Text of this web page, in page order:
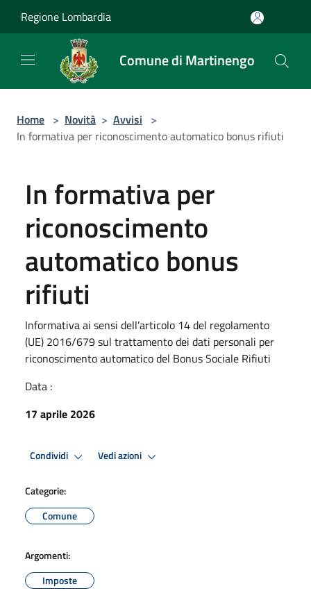
Regione Lombardia
Comune di Martinengo
Home > Novità > Avvisi >
In formativa per riconoscimento automatico bonus rifiuti
In formativa per
riconoscimento
automatico bonus
rifiuti
Informativa ai sensi dell’articolo 14 del regolamento
(UE) 2016/679 sul trattamento dei dati personali per
riconoscimento automatico del Bonus Sociale Rifiuti
Data :
17 aprile 2026
Condividi Vedi azioni
Categorie:
Comune
Argomenti:
Imposte